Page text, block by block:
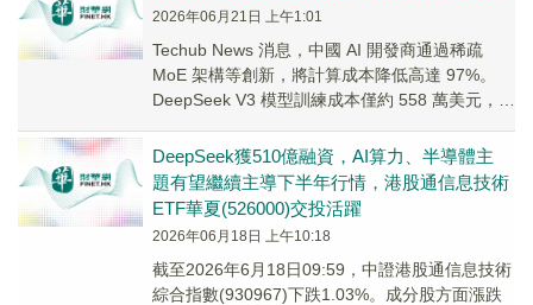
2026年06月21日 上午1:01
Techub News 消息，中國 AI 開發商通過稀疏
MoE 架構等創新，將計算成本降低高達 97%。
DeepSeek V3 模型訓練成本僅約 558 萬美元，其
DeepSeek獲510億融資，AI算力、半導體主
題有望繼續主導下半年行情，港股通信息技術
ETF華夏(526000)交投活躍
2026年06月18日 上午10:18
截至2026年6月18日09:59，中證港股通信息技術
綜合指數(930967)下跌1.03%。成分股方面漲跌